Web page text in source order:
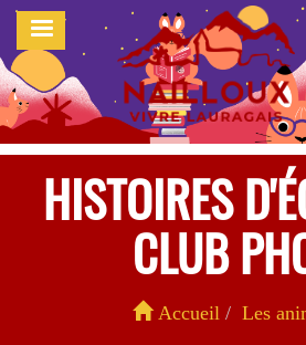
Aller
contenu
principal
MENU
HISTOIRES
CLUB
Accueil
Les